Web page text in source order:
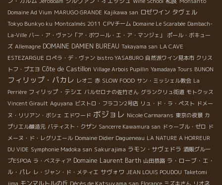
Domaine Ad Vium MARUGO GRANDE Kajikawa san ロゼワイン タヴェル
Tokyo Bunkyo ku Montcalmès 2011 CPVチーム Domaine Le Scarabée Dambach-
La-Ville バー・ア・ヴァン「ア・ボワール・エ・ア・マンジェ」
ポール・ボキュー
ズ Allemagne DOMAINE DAMIEN BUREAU Takayama san LA CAVE
ESTEZARGUE ロペラ・デ・ヴァン bistro YASABURO 自然派ワイン見本市 クリス
トフ・プエヨ Côte de Castillon Village Arbois Pupillin Yamadaya Tours BUNON
フィリップ・パカレ レオニ 赤 SLOW FOOD サン・ミッシェル教会 La
Perrière フィリップ・テシエ バルセロナの佐竹さん グランクリュ街道 モトクッス
Vincent Girault Aguyana ビストロ・フラコン2号店 リュ・ド・ラ・ペスト ドメー
ヌ・リリアン・ボシェ エドワード ボジョレ Nicole Carmarans 東京の夜景 カ
プリエル醸造元 バティスト・クザン Sancerre Kawamura san ドゥーブル・ゼロ ド
メーヌ・ド・レグリエール Domaine Didier Dagueneau LA NATURE A HORREUR
DU VIDE Symphonie Madoka san Sakurajima ラモン・サヴェドラ 酒販グルー
プESPOA ラ・ベスティア Domaine Laurent Barth 山田恭路 ラ・ローブ・エ・
ル・パレ レ・ジャン・ド・メティエ サヴォワ JEAN LOUIS POUDOU Taketomi
jima モンマルトルの丘 Décès de Katsuyama san Florance ミズキさん リオネ